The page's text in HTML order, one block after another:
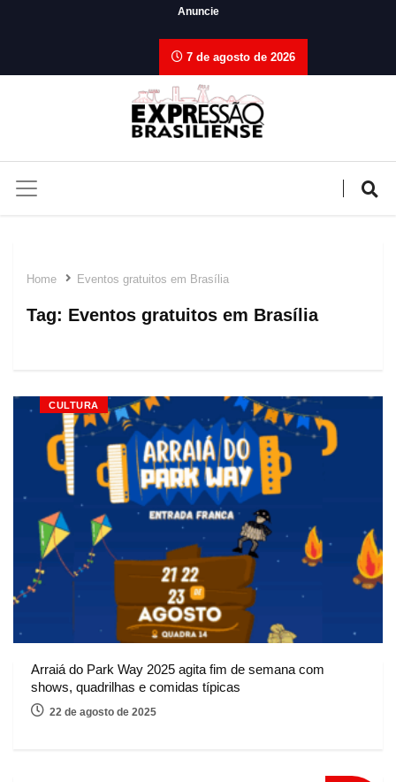
Anuncie
7 de agosto de 2026
Home Eventos gratuitos em Brasília
Tag: Eventos gratuitos em Brasília
CULTURA
Arraiá do Park Way 2025 agita fim de semana com
shows, quadrilhas e comidas típicas
22 de agosto de 2025